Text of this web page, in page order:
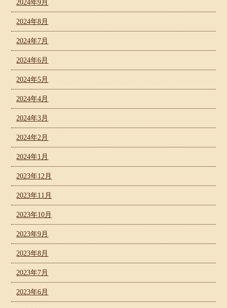
2024年9月
2024年8月
2024年7月
2024年6月
2024年5月
2024年4月
2024年3月
2024年2月
2024年1月
2023年12月
2023年11月
2023年10月
2023年9月
2023年8月
2023年7月
2023年6月